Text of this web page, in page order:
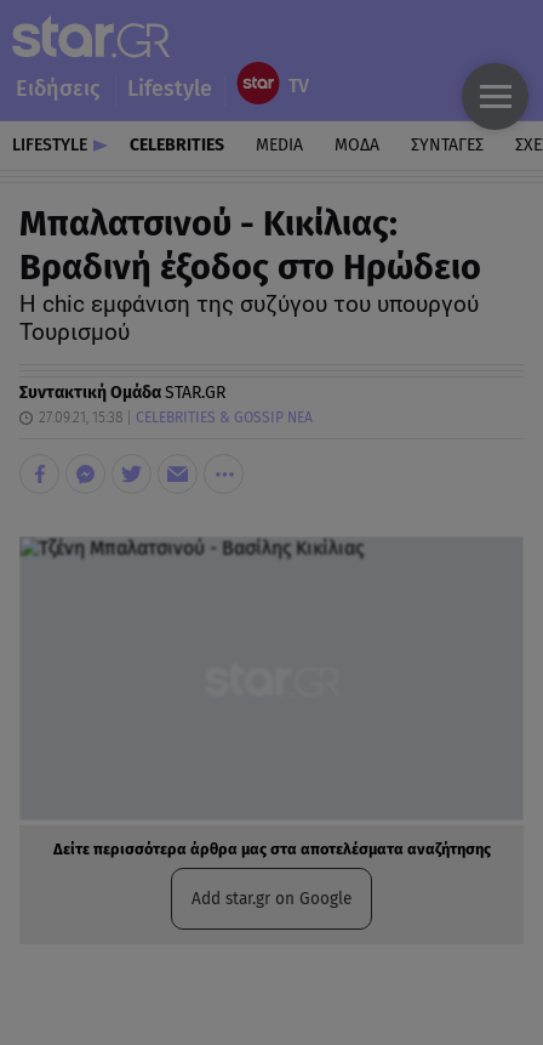
Ειδήσεις Lifestyle
LIFESTYLE CELEBRITIES MEDIA ΜΟΔΑ ΣΥΝΤΑΓΕΣ
Μπαλατσινού - Κικίλιας:
Βραδινή έξοδος στο Ηρώδειο
Η chic εμφάνιση της συζύγου του υπουργού
Τουρισμού
Συντακτική ΟμάδαSTAR.GR
27.09.21, 15:38 CELEBRITIES & GOSSIP ΝΕΑ
Δείτε περισσότερα άρθρα μας στα αποτελέσματα αναζήτησης
Add star.gr on Google